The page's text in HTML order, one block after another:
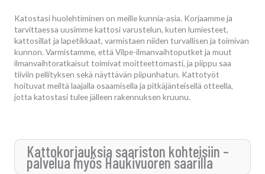
Katostasi huolehtiminen on meille kunnia-asia. Korjaamme ja
tarvittaessa uusimme kattosi varustelun, kuten lumiesteet,
kattosillat ja lapetikkaat, varmistaen niiden turvallisen ja toimivan
kunnon. Varmistamme, että Vilpe-ilmanvaihtoputket ja muut
ilmanvaihtoratkaisut toimivat moitteettomasti, ja piippu saa
tiiviin pellityksen sekä näyttävän piipunhatun. Kattotyöt
hoituvat meiltä laajalla osaamisella ja pitkäjänteisellä otteella,
jotta katostasi tulee jälleen rakennuksen kruunu.
Kattokorjauksia saariston kohteisiin –
palvelua myös Haukivuoren saarilla